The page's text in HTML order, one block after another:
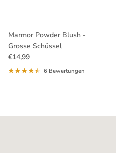
Marmor Powder Blush -
Grosse Schüssel
Normaler Preis
€14,99
6 Bewertungen